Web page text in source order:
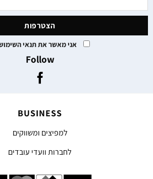
אני מאשר את תנאי השימוש
Follow
BUSINESS
למפיצים ומשווקים
לחברות וועדי עובדים